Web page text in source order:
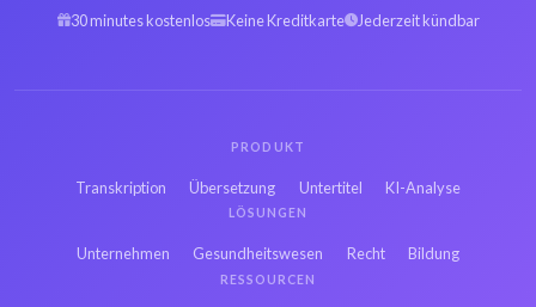
Französisch WEBM zu
Text
Text
Japanisch WEBM zu
30 minutes kostenlos Keine Kreditkarte Jederzeit kündbar
PRODUKT
Transkription Übersetzung Untertitel KI-Analyse
LÖSUNGEN
Unternehmen Gesundheitswesen Recht Bildung
RESSOURCEN